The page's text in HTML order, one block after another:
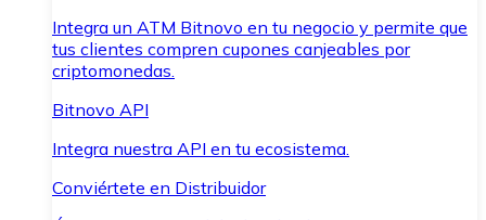
Integra un ATM Bitnovo en tu negocio y permite que
tus clientes compren cupones canjeables por
criptomonedas.
Bitnovo API
Integra nuestra API en tu ecosistema.
Conviértete en Distribuidor